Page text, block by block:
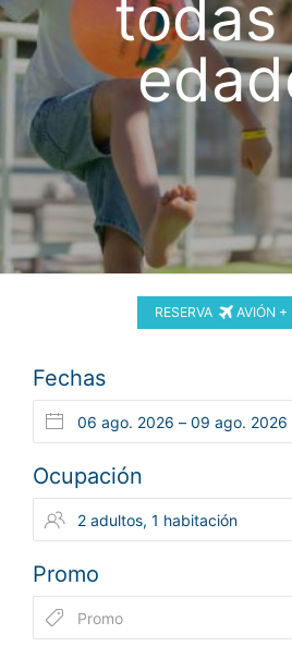
todas
RESERVA AVIÓN +
Fechas
Ocupación
Promo